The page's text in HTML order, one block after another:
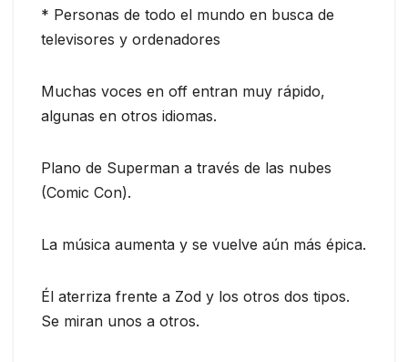
* Personas de todo el mundo en busca de
televisores y ordenadores
Muchas voces en off entran muy rápido,
algunas en otros idiomas.
Plano de Superman a través de las nubes
(Comic Con).
La música aumenta y se vuelve aún más épica.
Él aterriza frente a Zod y los otros dos tipos.
Se miran unos a otros.